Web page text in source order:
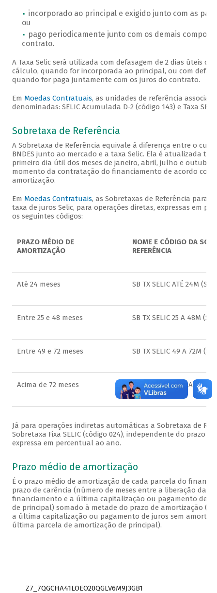
incorporado ao principal e exigido junto com as
ou
pago periodicamente junto com os demais
contrato.
A Taxa Selic será utilizada com defasagem de 2 dias úteis
cálculo, quando for incorporada ao principal, ou com
quando for paga juntamente com os juros do contrato.
Em Moedas Contratuais, as unidades de referência
denominadas: SELIC Acumulada D-2 (código 143) e Taxa
Sobretaxa de Referência
A Sobretaxa de Referência equivale à diferença entre o
BNDES junto ao mercado e a taxa Selic. Ela é atualizada
primeiro dia útil dos meses de janeiro, abril, julho e outubro
momento da contratação do financiamento de acordo com
amortização.
Em Moedas Contratuais, as Sobretaxas de Referência para
taxa de juros Selic, para operações diretas, expressas em
os seguintes códigos:
PRAZO MÉDIO DE
AMORTIZAÇÃO
NOME E CÓDIGO DA
REFERÊNCIA
Até 24 meses SB TX SELIC ATÉ 24M (SS1)
Entre 25 e 48 meses SB TX SELIC 25 A 48M
Entre 49 e 72 meses SB TX SELIC 49 A 72M
Acima de 72 meses SB TX SELIC ACIMA 72M
Já para operações indiretas automáticas a Sobretaxa de
Sobretaxa Fixa SELIC (código 024), independente do prazo
expressa em percentual ao ano.
Prazo médio de amortização
É o prazo médio de amortização de cada parcela do
prazo de carência (número de meses entre a liberação da
financiamento e a última capitalização ou pagamento de
de principal) somado à metade do prazo de amortização
a última capitalização ou pagamento de juros sem
última parcela de amortização de principal).
Z7_7QGCHA41LOEO20QGLV6M9J3GB1